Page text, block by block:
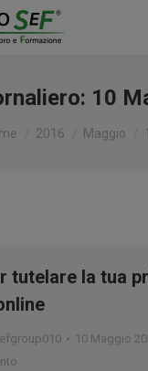
10
sei qui:2016 Maggio
tutelare la tua
10 Maggio